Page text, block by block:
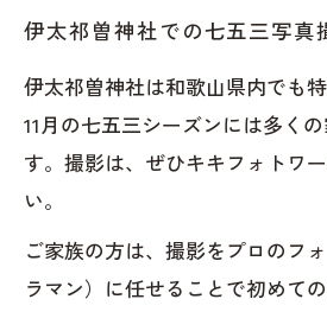
伊太祁曽神社での七五三写真
伊太祁曽神社は和歌山県内でも
11月の七五三シーズンには多く
す。撮影は、ぜひキキフォトワ
い。
ご家族の方は、撮影をプロのフ
ラマン）に任せることで初めて